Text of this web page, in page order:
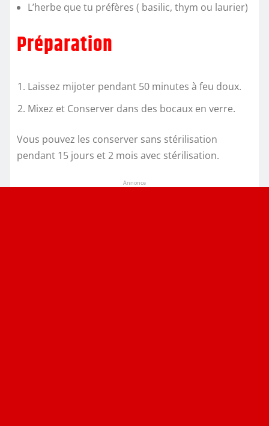
L’herbe que tu préfères ( basilic, thym ou laurier)
Préparation
Laissez mijoter pendant 50 minutes à feu doux.
Mixez et Conserver dans des bocaux en verre.
Vous pouvez les conserver sans stérilisation
pendant 15 jours et 2 mois avec stérilisation.
Annonce